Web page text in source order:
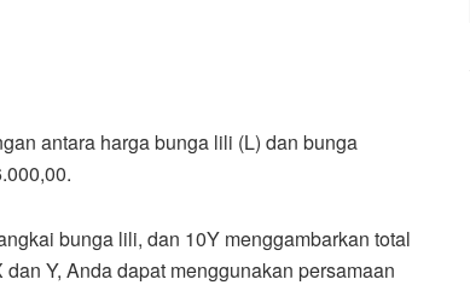
antara harga bunga lili (L) dan bunga
bunga lili, dan 10Y menggambarkan total
Y, Anda dapat menggunakan persamaan